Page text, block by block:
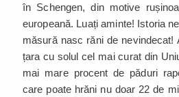
în Schengen, din motive
europeană. Luați aminte! Istoria
măsură nasc răni de nevindecat!
țara cu solul cel mai curat din
mai mare procent de păduri
care poate hrăni nu doar 22 de